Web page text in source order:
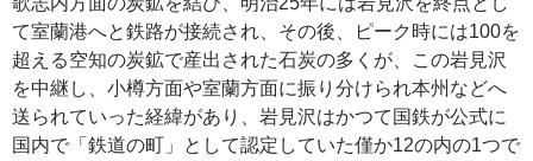
て室蘭港へと鉄路が接続され、その後、ピーク時には100を
超える空知の炭鉱で産出された石炭の多くが、この岩見沢
を中継し、小樽方面や室蘭方面に振り分けられ本州などへ
送られていった経緯があり、岩見沢はかつて国鉄が公式に
国内で「鉄道の町」として認定していた僅か12の内の1つで